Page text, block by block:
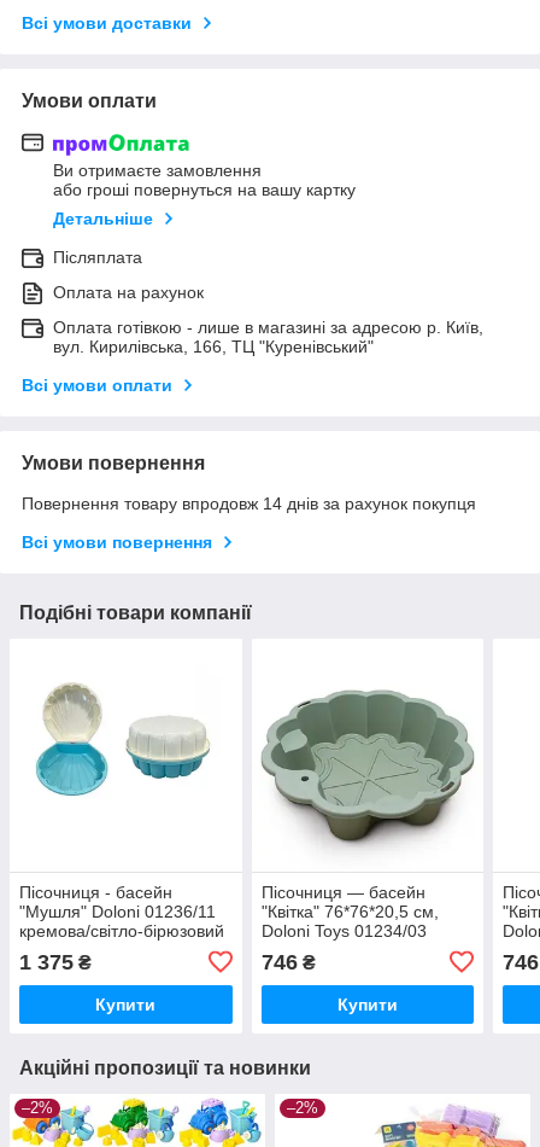
Всі умови доставки
Умови оплати
Ви отримаєте замовлення
або гроші повернуться на вашу картку
Детальніше
Післяплата
Оплата на рахунок
Оплата готівкою - лише в магазині за адресою р. Київ,
вул. Кирилівська, 166, ТЦ "Куренівський"
Всі умови оплати
Умови повернення
Повернення товару впродовж 14 днів за рахунок покупця
Всі умови повернення
Подібні товари компанії
Пісочниця - басейн
"Мушля" Doloni 01236/11
кремова/світло-бірюзовий
1 375 ₴
Купити
Пісочниця — басейн
"Квітка" 76*76*20,5 см,
Doloni Toys 01234/03
746₴
Купити
746
Акційні пропозиції та новинки
–2% –2%